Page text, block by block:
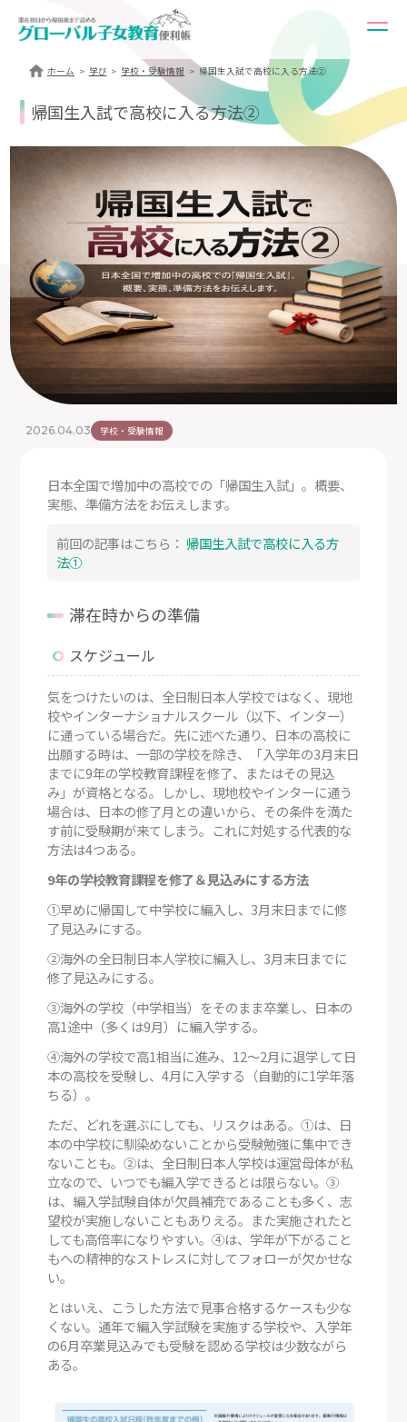
ホーム 学び 学校・受験情報 帰国生入試で高校に入る方法②
帰国生入試で高校に入る方法②
2026.04.03 学校・受験情報
日本全国で増加中の高校での「帰国生入試」。概要、
実態、準備方法をお伝えします。
前回の記事はこちら： 帰国生入試で高校に入る方
法①
滞在時からの準備
スケジュール
気をつけたいのは、全日制日本人学校ではなく、現地
校やインターナショナルスクール（以下、インター）
に通っている場合だ。先に述べた通り、日本の高校に
出願する時は、一部の学校を除き、「入学年の3月末日
までに9年の学校教育課程を修了、またはその見込
み」が資格となる。しかし、現地校やインターに通う
場合は、日本の修了月との違いから、その条件を満た
す前に受験期が来てしまう。これに対処する代表的な
方法は4つある。
9年の学校教育課程を修了＆見込みにする方法
①早めに帰国して中学校に編入し、3月末日までに修
了見込みにする。
②海外の全日制日本人学校に編入し、3月末日までに
修了見込みにする。
③海外の学校（中学相当）をそのまま卒業し、日本の
高1途中（多くは9月）に編入学する。
④海外の学校で高1相当に進み、12～2月に退学して日
本の高校を受験し、4月に入学する（自動的に1学年落
ちる）。
ただ、どれを選ぶにしても、リスクはある。①は、日
本の中学校に馴染めないことから受験勉強に集中でき
ないことも。②は、全日制日本人学校は運営母体が私
立なので、いつでも編入学できるとは限らない。③
は、編入学試験自体が欠員補充であることも多く、志
望校が実施しないこともありえる。また実施されたと
しても高倍率になりやすい。④は、学年が下がること
もへの精神的なストレスに対してフォローが欠かせな
い。
とはいえ、こうした方法で見事合格するケースも少な
くない。通年で編入学試験を実施する学校や、入学年
の6月卒業見込みでも受験を認める学校は少数ながら
ある。